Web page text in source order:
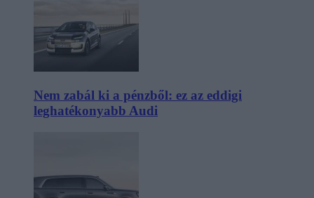
Nem zabál ki a pénzből: ez az eddigi
leghatékonyabb Audi